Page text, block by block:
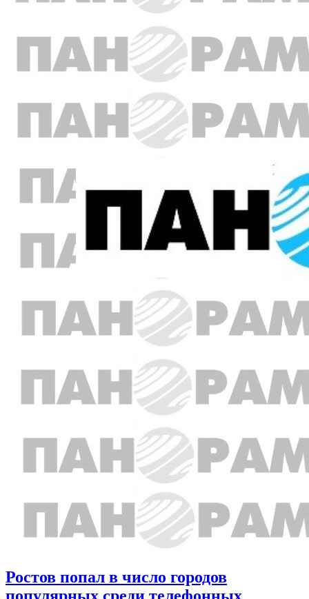
Ростов попал в число городов